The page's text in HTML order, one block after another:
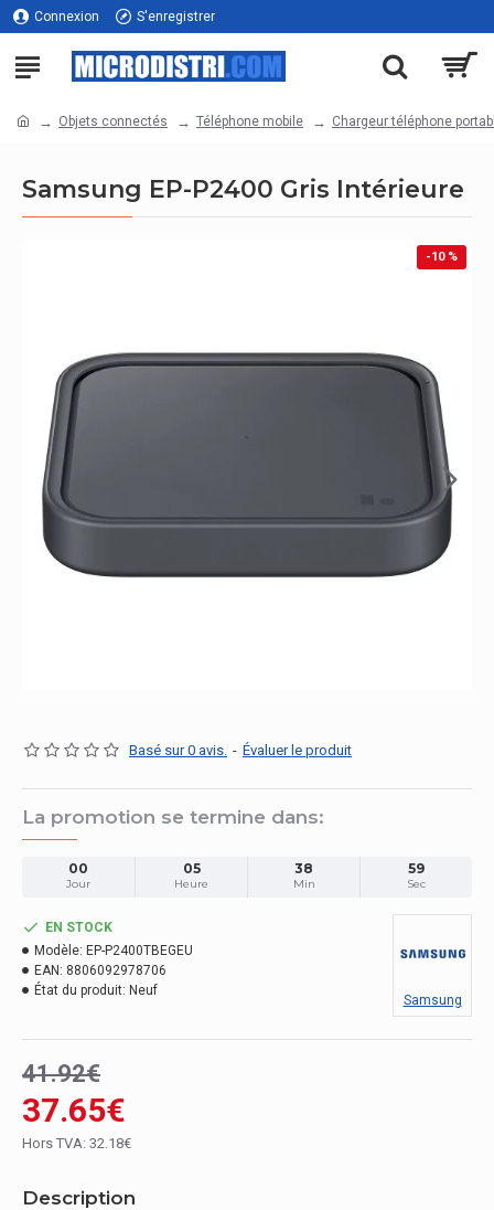
Connexion S'enregistrer
Objets connectés Téléphone mobile Chargeur téléphone
Samsung EP-P2400 Gris Intérieure
-10 %
Basé sur 0 avis. - Évaluer le produit
La promotion se termine dans:
00
Jour
05
Heure
38
Min
59
Sec
37.65€
41.92€
Hors TVA: 32.18€
EN STOCK
Modèle: EP-P2400TBEGEU
EAN: 8806092978706
État du produit: Neuf
Samsung
Description